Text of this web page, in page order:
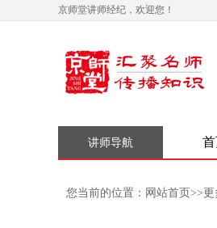
京师堂讲师经纪，欢迎您！
讲师导航
您当前的位置： 网站首页>>更